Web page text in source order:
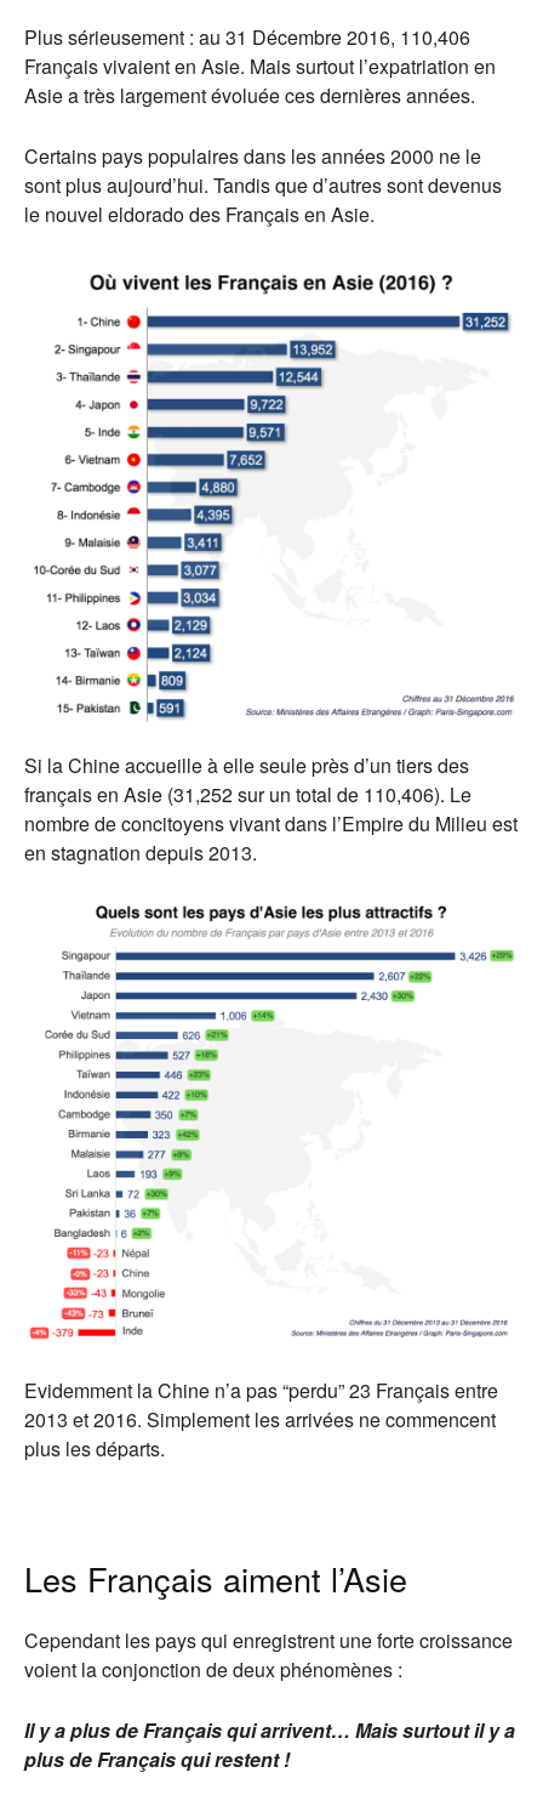
Plus sérieusement : au 31 Décembre 2016, 110,406
Français vivaient en Asie. Mais surtout l’expatriation en
Asie a très largement évoluée ces dernières années.
Certains pays populaires dans les années 2000 ne le
sont plus aujourd’hui. Tandis que d’autres sont devenus
le nouvel eldorado des Français en Asie.
Si la Chine accueille à elle seule près d’un tiers des
français en Asie (31,252 sur un total de 110,406). Le
nombre de concitoyens vivant dans l’Empire du Milieu est
en stagnation depuis 2013.
Evidemment la Chine n’a pas “perdu” 23 Français entre
2013 et 2016. Simplement les arrivées ne commencent
plus les départs.
Les Français aiment l’Asie
Cependant les pays qui enregistrent une forte croissance
voient la conjonction de deux phénomènes :
Il y a plus de Français qui arrivent… Mais surtout il y a
plus de Français qui restent !